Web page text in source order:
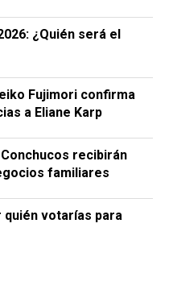
¿Quién será el
Fujimori confirma
a Eliane Karp
recibirán
familiares
quién votarías para